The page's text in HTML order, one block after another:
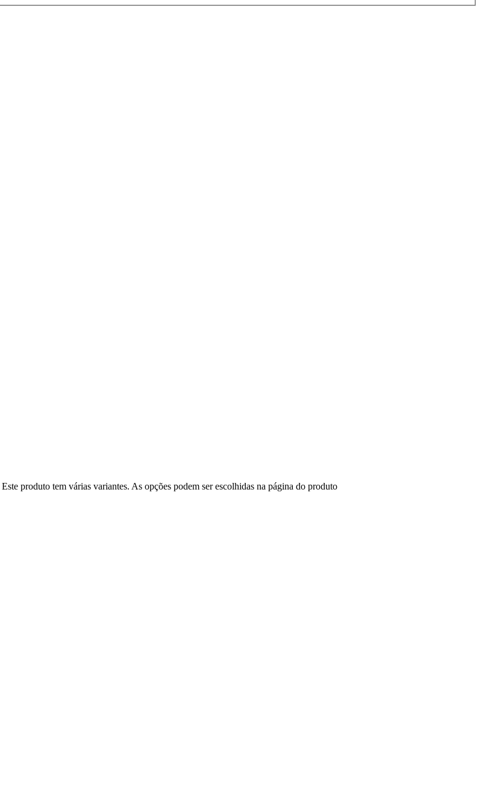
Este produto tem várias variantes. As opções podem ser escolhidas na página do produto